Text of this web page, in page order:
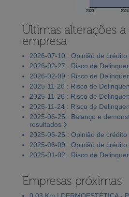
2023 2024
Últimas alterações a
empresa
2026-07-10 : Opinião de crédito
2026-02-27 : Risco de
2026-02-09 : Risco de
2025-11-26 : Risco de
2025-11-26 : Risco de
2025-11-24 : Risco de
2025-06-25 : Balanço e
resultados
2025-06-25 : Opinião de crédito
2025-06-09 : Opinião de crédito
2025-01-02 : Risco de
Empresas próximas